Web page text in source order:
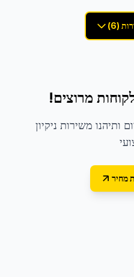
(6)
מרוצים!
ותיהנו משירות ניקיון
מחיר